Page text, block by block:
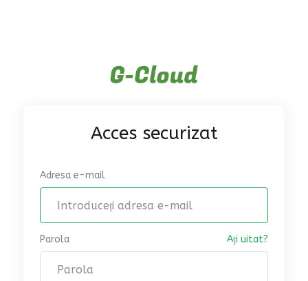
Acces securizat
Adresa e-mail
Parola Ați uitat?